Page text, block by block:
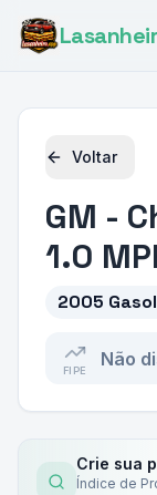
Voltar
GM -
1.0
2005
FIPE
Não
Crie sua
Índice de